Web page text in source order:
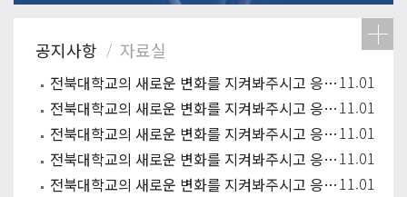
전북대학교의 새로운 변화를 지켜봐주시고 응원해주시기 바랍니다.11.01
전북대학교의 새로운 변화를 지켜봐주시고 응원해주시기 바랍니다.11.01
전북대학교의 새로운 변화를 지켜봐주시고 응원해주시기 바랍니다.11.01
전북대학교의 새로운 변화를 지켜봐주시고 응원해주시기 바랍니다.11.01
전북대학교의 새로운 변화를 지켜봐주시고 응원해주시기 바랍니다.11.01